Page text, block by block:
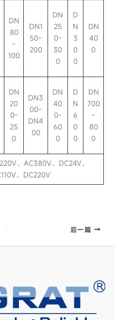
DN
80
-
100
DN1
50-
200
DN
25
0-
30
0
D
N
3
0
0
DN
40
0
DN
20
0-
25
0
DN3
00-
DN4
00
DN
40
0-
60
0
D
N
6
0
0
DN
700
-
80
0
、AC380V、DC24V、
、DC220V
后一篇